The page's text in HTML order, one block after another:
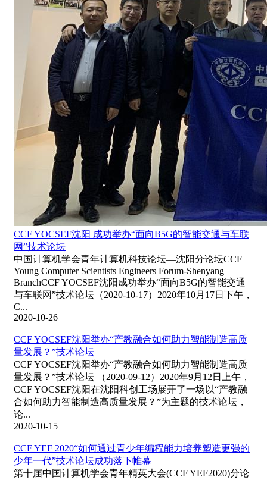
CCF YOCSEF沈阳 成功举办“面向B5G的智能交通与车联
网”技术论坛
中国计算机学会青年计算机科技论坛—沈阳分论坛CCF
Young Computer Scientists Engineers Forum-Shenyang
BranchCCF YOCSEF沈阳成功举办“面向B5G的智能交通
与车联网”技术论坛（2020-10-17）2020年10月17日下午，
C...
2020-10-26
CCF YOCSEF沈阳举办“产教融合如何助力智能制造高质
量发展？”技术论坛
CCF YOCSEF沈阳举办“产教融合如何助力智能制造高质
量发展？”技术论坛 （2020-09-12）2020年9月12日上午，
CCF YOCSEF沈阳在沈阳科创工场展开了一场以“产教融
合如何助力智能制造高质量发展？”为主题的技术论坛，
论...
2020-10-15
CCF YEF 2020“如何通过青少年编程能力培养塑造更强的
少年一代”技术论坛成功落下帷幕
第十届中国计算机学会青年精英大会(CCF YEF2020)分论